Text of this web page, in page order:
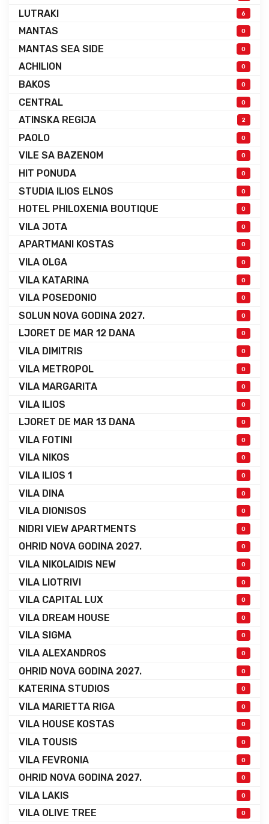
LUTRAKI
6
MANTAS 0
MANTAS SEA SIDE 0
ACHILION 0
BAKOS 0
CENTRAL 0
ATINSKA REGIJA 2
PAOLO 0
VILE SA BAZENOM 0
HIT PONUDA 0
STUDIA ILIOS ELNOS 0
HOTEL PHILOXENIA BOUTIQUE 0
VILA JOTA 0
APARTMANI KOSTAS 0
VILA OLGA 0
VILA KATARINA 0
VILA POSEDONIO 0
SOLUN NOVA GODINA 2027. 0
LJORET DE MAR 12 DANA 0
VILA DIMITRIS 0
VILA METROPOL 0
VILA MARGARITA 0
VILA ILIOS 0
LJORET DE MAR 13 DANA 0
VILA FOTINI 0
VILA NIKOS 0
VILA ILIOS 1 0
VILA DINA 0
VILA DIONISOS 0
NIDRI VIEW APARTMENTS 0
OHRID NOVA GODINA 2027. 0
VILA NIKOLAIDIS NEW 0
VILA LIOTRIVI 0
VILA CAPITAL LUX 0
VILA DREAM HOUSE 0
VILA SIGMA 0
VILA ALEXANDROS 0
OHRID NOVA GODINA 2027. 0
KATERINA STUDIOS 0
VILA MARIETTA RIGA 0
VILA HOUSE KOSTAS 0
VILA TOUSIS 0
VILA FEVRONIA 0
OHRID NOVA GODINA 2027. 0
VILA LAKIS 0
VILA OLIVE TREE 0